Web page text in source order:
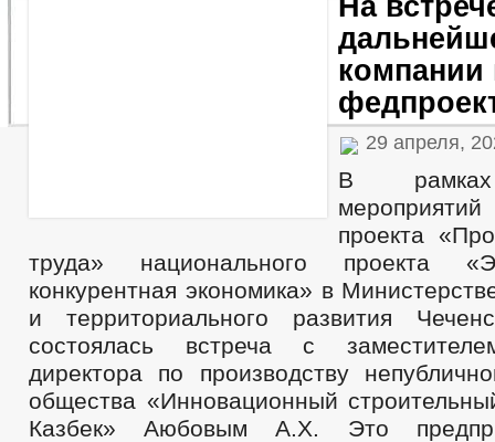
На
компании
29 апреля,
В рамках
проекта
труда» национального проекта
конкурентная экономика» в
и территориального развития
состоялась встреча с
директора по производству
общества «Инновационный
Казбек» Аюбовым А.Х. Это